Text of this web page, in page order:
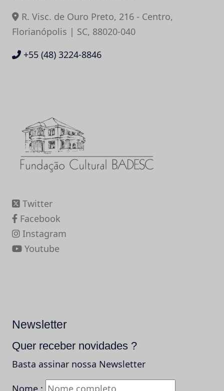
R. Visc. de Ouro Preto, 216 - Centro,
Florianópolis | SC, 88020-040
+55 (48) 3224-8846
Twitter
Facebook
Instagram
Youtube
Newsletter
Quer receber novidades ?
Basta assinar nossa Newsletter
Nome :